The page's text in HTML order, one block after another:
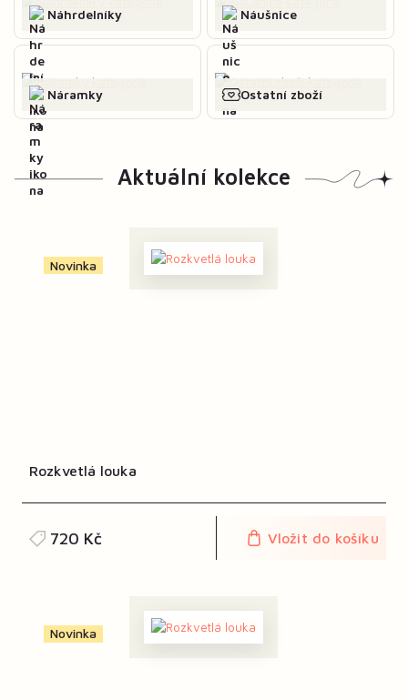
Náhrdelníky Náušnice
Náramky Ostatní zboží
Aktuální kolekce
Novinka
Rozkvetlá louka
720 Kč Vložit do košíku
Novinka